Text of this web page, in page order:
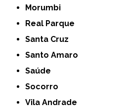
Morumbi
Real Parque
Santa Cruz
Santo Amaro
Saúde
Socorro
Vila Andrade